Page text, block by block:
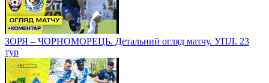
ЗОРЯ – ЧОРНОМОРЕЦЬ. Детальний огляд матчу. УПЛ. 23
тур